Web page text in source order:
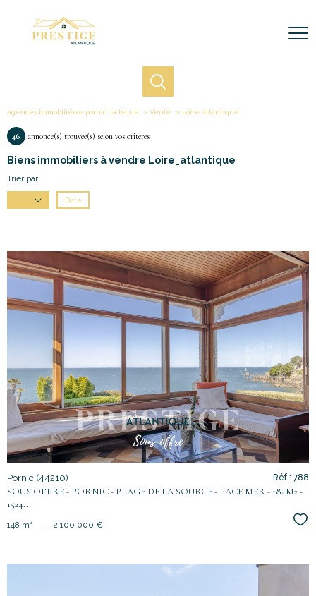
agences immobilières pornic, la baule Vente Loire atlantique
46 annonce(s) trouvée(s) selon vos critères
Biens immobiliers à vendre Loire_atlantique
Trier par
Date
voir le
bien
Pornic (44210)
SOUS OFFRE - PORNIC - PLAGE DE LA SOURCE - FACE MER - 184M2 -
1524...
Réf : 788
148 m² - 2 100 000 €